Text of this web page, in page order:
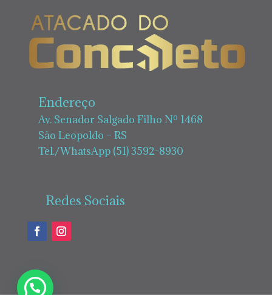
Endereço
Av. Senador Salgado Filho Nº 1468
São Leopoldo – RS
Tel./WhatsApp (51) 3592-8930
Redes Sociais